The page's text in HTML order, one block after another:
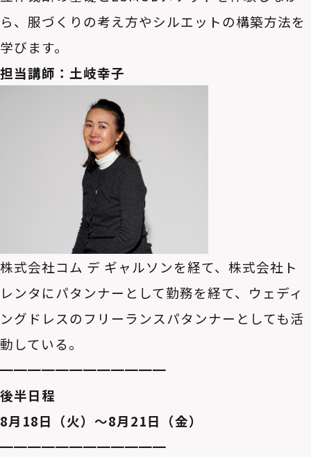
ら、服づくりの考え方やシルエットの構築方法を
学びます。
担当講師：土岐幸子
株式会社コム デ ギャルソンを経て、株式会社ト
レンタにパタンナーとして勤務を経て、ウェディ
ングドレスのフリーランスパタンナーとしても活
動している。
━━━━━━━━━━━━
後半日程
8月18日（火）～8月21日（金）
━━━━━━━━━━━━